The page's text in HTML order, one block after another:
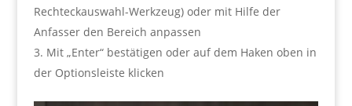
Rechteckauswahl-Werkzeug) oder mit Hilfe der
Anfasser den Bereich anpassen
Mit „Enter“ bestätigen oder auf dem Haken oben in
der Optionsleiste klicken